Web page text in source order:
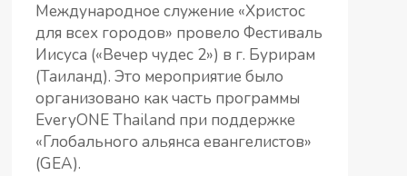
Международное служение «Христос
для всех городов» провело Фестиваль
Иисуса («Вечер чудес 2») в г. Бурирам
(Таиланд). Это мероприятие было
организовано как часть программы
EveryONE Thailand при поддержке
«Глобального альянса евангелистов»
(GEA).